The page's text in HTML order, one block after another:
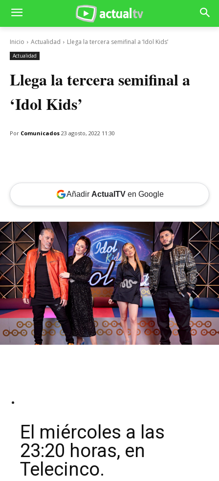
Inicio Actualidad Llega la tercera semifinal a ‘Idol Kids’
Actualidad
Llega la tercera semifinal a
‘Idol Kids’
Por Comunicados 23 agosto, 2022 11:30
Añadir ActualTVen Google
El miércoles a las
23:20 horas, en
Telecinco.